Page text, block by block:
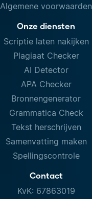
Algemene voorwaarden
Onze diensten
Scriptie laten nakijken
Plagiaat Checker
AI Detector
APA Checker
Bronnengenerator
Grammatica Check
Tekst herschrijven
Samenvatting maken
Spellingscontrole
Contact
KvK: 67863019